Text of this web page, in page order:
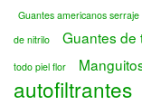
Guantes americanos serraje
de nitrilo
Guantes de
todo piel flor
autofiltrantes